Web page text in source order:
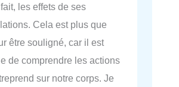
les effets de ses
Cela est plus que
être souligné, car il est
de comprendre les actions
sur notre corps. Je